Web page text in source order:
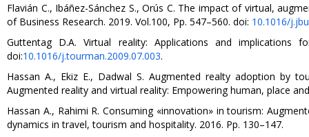
Flavián C., Ibáñez-Sánchez S., Orús C. The impact of virtual,
of Business Research. 2019. Vol.100, Pp. 547–560. doi: 10.1016/
Guttentag D.A. Virtual reality: Applications and
doi:10.1016/j.tourman.2009.07.003.
Hassan A., Ekiz E., Dadwal S. Augmented realty adoption by
Augmented reality and virtual reality: Empowering human, place
Hassan A., Rahimi R. Consuming «innovation» in tourism:
dynamics in travel, tourism and hospitality. 2016. Pp. 130–147.